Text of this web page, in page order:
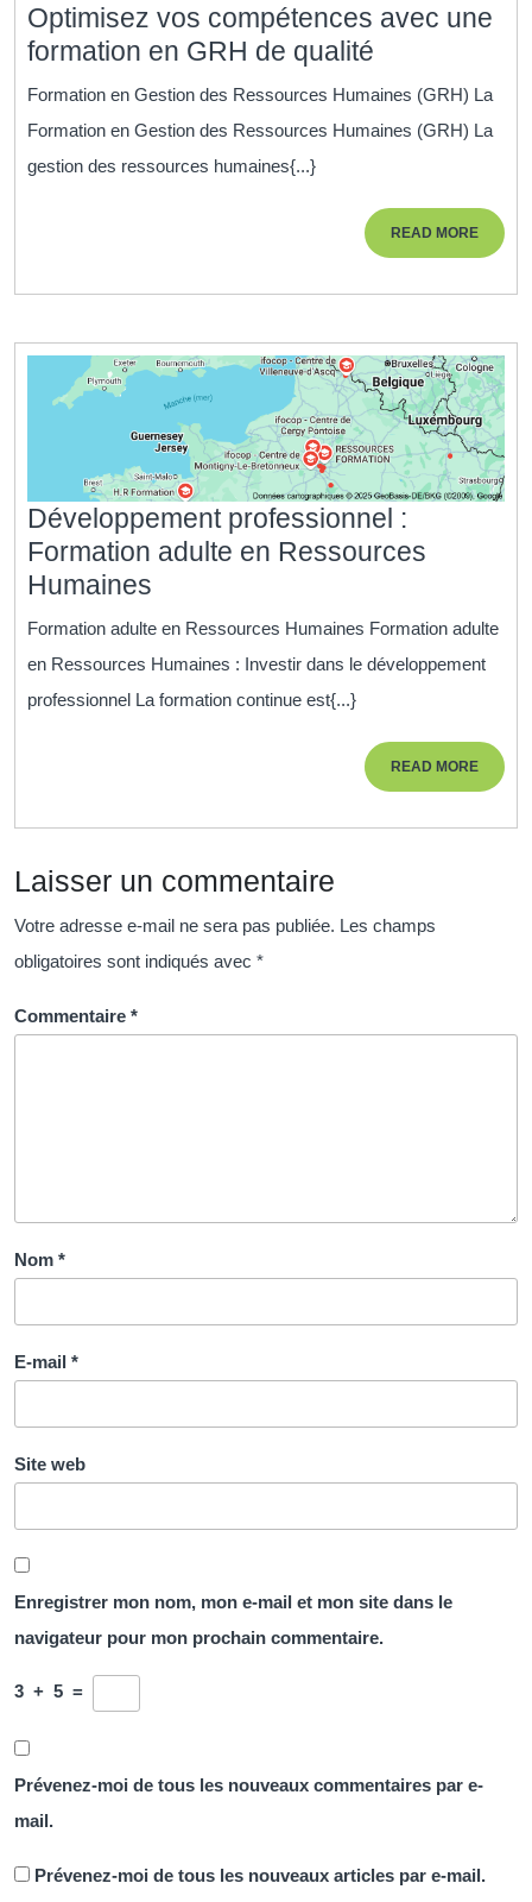
Optimisez vos compétences avec une
formation en GRH de qualité
vos
avec
formation
en
qualité
Formation en Gestion des Ressources Humaines (GRH) La
Formation en Gestion des Ressources Humaines (GRH) La
gestion des ressources humaines{...}
READ MOREREAD
MORE
Développement professionnel :
Formation adulte en Ressources
Humaines
professionnel
:
Formation adulte en Ressources Humaines Formation adulte
en Ressources Humaines : Investir dans le développement
professionnel La formation continue est{...}
READ MOREREAD
MORE
Laisser un commentaire
Votre adresse e-mail ne sera pas publiée. Les champs
obligatoires sont indiqués avec *
Commentaire *
Nom *
E-mail *
Site web
Enregistrer mon nom, mon e-mail et mon site dans le
navigateur pour mon prochain commentaire.
3 + 5 =
Prévenez-moi de tous les nouveaux commentaires par e-
mail.
Prévenez-moi de tous les nouveaux articles par e-mail.